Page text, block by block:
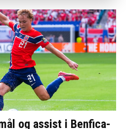
og assist i Benfica-